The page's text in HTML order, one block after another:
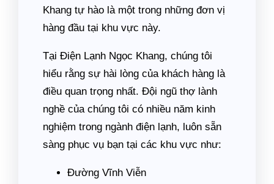
Khang tự hào là một trong những đơn vị
hàng đầu tại khu vực này.
Tại Điện Lạnh Ngọc Khang, chúng tôi
hiểu rằng sự hài lòng của khách hàng là
điều quan trọng nhất. Đội ngũ thợ lành
nghề của chúng tôi có nhiều năm kinh
nghiệm trong ngành điện lạnh, luôn sẵn
sàng phục vụ bạn tại các khu vực như:
Đường Vĩnh Viễn